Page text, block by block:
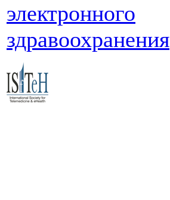
электронного
здравоохранения